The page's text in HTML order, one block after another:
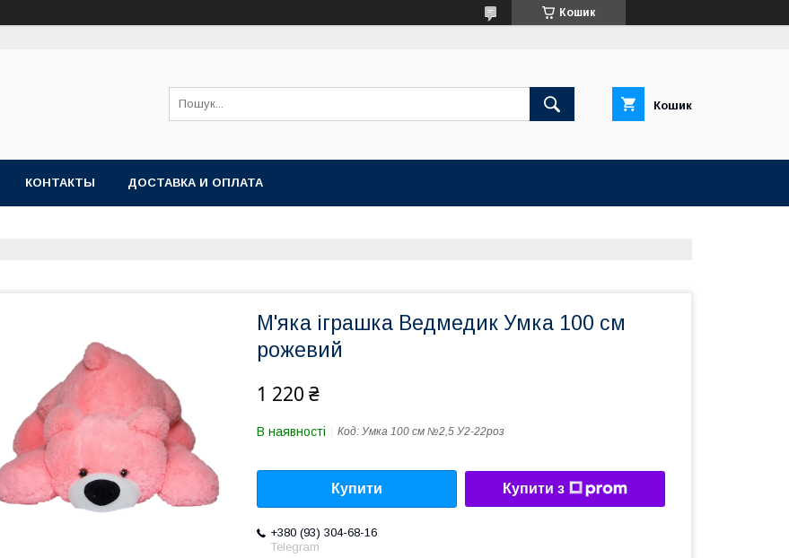
Кошик
Кошик
КОНТАКТЫ ДОСТАВКА И ОПЛАТА
М'яка іграшка Ведмедик Умка 100 см
рожевий
1 220 ₴
В наявності Код: Умка 100 см №2,5 У2-22роз
Купити Купити з
+380 (93) 304-68-16
Telegram